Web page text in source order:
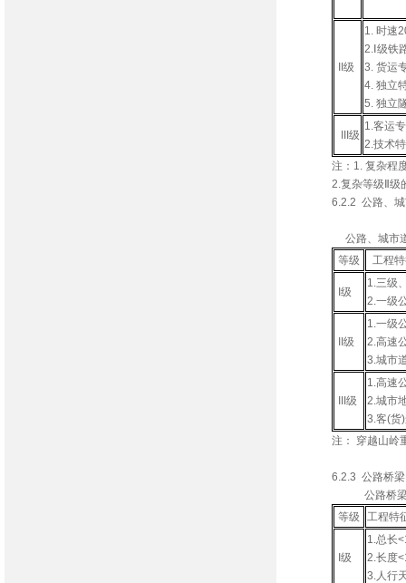
II级
1. 时速
2.Ⅰ级铁
3. 货运
4. 独立
5. 独立
III级
1.客运
2.技术
注：1. 复杂程
2.复杂等级Ⅱ级
6.2.2 公路、
公路、城市
等级
工程
I级
1.三级
2.一级
II级
1.一级
2.高速
3.城市
III级
1.高速
2.城市
3.客(货
注： 穿越山岭
6.2.3 公路桥
公路桥梁
等级
工程特
I级
1.总长
2.长度
3.人行